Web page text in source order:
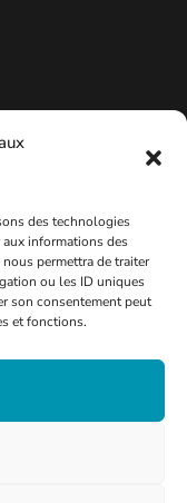
des technologies
informations des
permettra de traiter
ou les ID uniques
son consentement peut
et fonctions.